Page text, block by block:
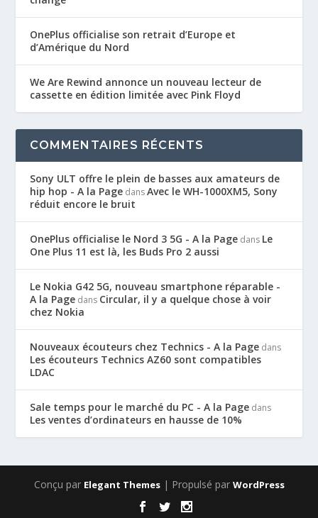
OnePlus officialise son retrait d’Europe et
d’Amérique du Nord
We Are Rewind annonce un nouveau lecteur de
cassette en édition limitée avec Pink Floyd
COMMENTAIRES RÉCENTS
Sony ULT offre le plein de basses aux amateurs de
hip hop - A la Page dansAvec le WH-1000XM5, Sony
réduit encore le bruit
OnePlus officialise le Nord 3 5G - A la Page dans Le
One Plus 11 est là, les Buds Pro 2 aussi
Le Nokia G42 5G, nouveau smartphone réparable -
A la Page dans Circular, il y a quelque chose à voir
chez Nokia
Nouveaux écouteurs chez Technics - A la Page dans
Les écouteurs Technics AZ60 sont compatibles
LDAC
Sale temps pour le marché du PC - A la Page dans
Les ventes d’ordinateurs en hausse de 10%
Conçu par Elegant Themes| Propulsé par WordPress